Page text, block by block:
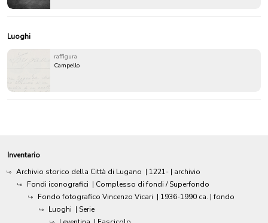
Luoghi
raffigura
Campello
Inventario
Archivio storico della Città di Lugano | 1221- | archivio
Fondi iconografici | Complesso di fondi / Superfondo
Fondo fotografico Vincenzo Vicari | 1936-1990 ca. | fondo
Luoghi | Serie